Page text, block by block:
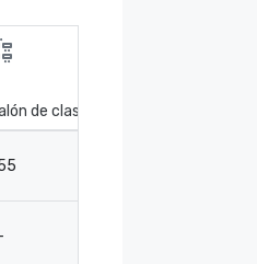
de clase